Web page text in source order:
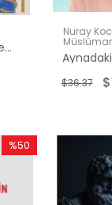
Gündelik Hayatın Sahnesi - Anın Kelimelerle Kaydı
Nuray
Aynadaki
$36.37
%50
%50İndirim